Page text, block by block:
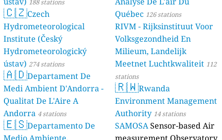
188 stations
🇨🇿Czech
Hydrometeorological
Institute (Český
Hydrometeorologický
ústav) 274 stations
🇦🇩Departament De
Medi Ambient D'Andorra -
Qualitat De L'Aire A
Andorra 4 stations
🇪🇸Departamento De
Québec 126 stations
RIVM - Rijksinstituut Voor
Volksgezondheid En
Milieum, Landelijk
Meetnet Luchtkwaliteit 112
stations
🇷🇼Rwanda
Environment Management
Authority 14 stations
SAMOSASensor-based Air